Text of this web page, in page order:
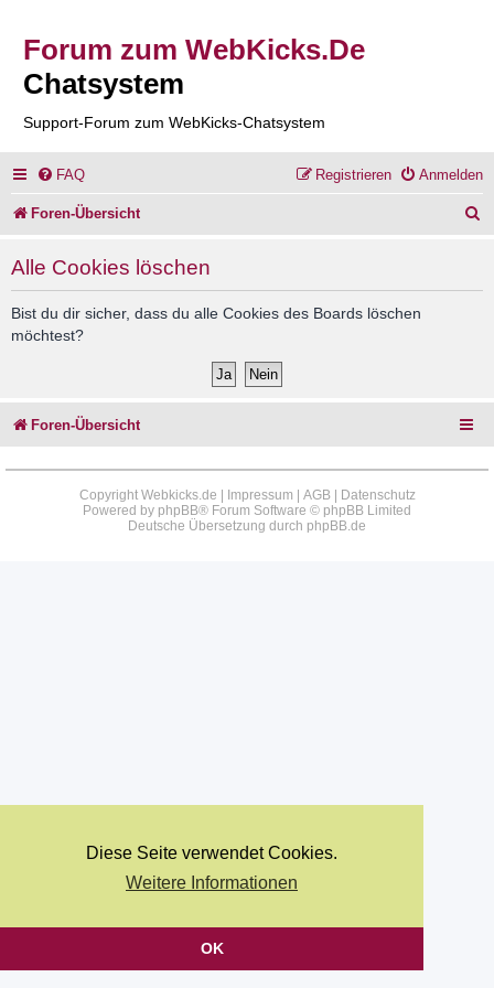
Diese Seite verwendet Cookies.
Weitere Informationen
OK
Forum zum WebKicks.De
Chatsystem
Support-Forum zum WebKicks-Chatsystem
FAQ Anmelden
Registrieren
Foren-Übersicht
Alle Cookies löschen
Bist du dir sicher, dass du alle Cookies des Boards löschen
möchtest?
Foren-Übersicht
Copyright Webkicks.de | Impressum AGB|
Datenschutz
Powered by phpBB® Forum Software © phpBB Limited
Deutsche Übersetzung durch phpBB.de